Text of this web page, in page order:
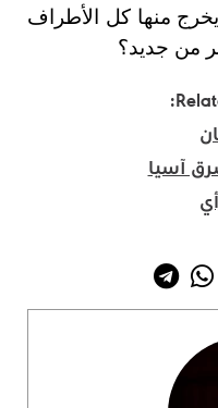
منها كل الأطراف
من جديد؟
آسيا